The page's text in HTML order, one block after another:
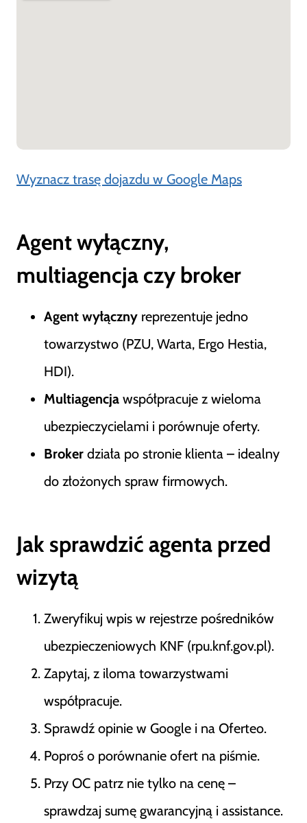
Wyznacz trasę dojazdu w Google Maps
Agent wyłączny,
multiagencja czy broker
Agent wyłączny reprezentuje jedno
towarzystwo (PZU, Warta, Ergo Hestia,
HDI).
Multiagencja współpracuje z wieloma
ubezpieczycielami i porównuje oferty.
Broker działa po stronie klienta – idealny
do złożonych spraw firmowych.
Jak sprawdzić agenta przed
wizytą
Zweryfikuj wpis w rejestrze pośredników
ubezpieczeniowych KNF (rpu.knf.gov.pl).
Zapytaj, z iloma towarzystwami
współpracuje.
Sprawdź opinie w Google i na Oferteo.
Poproś o porównanie ofert na piśmie.
Przy OC patrz nie tylko na cenę –
sprawdzaj sumę gwarancyjną i assistance.